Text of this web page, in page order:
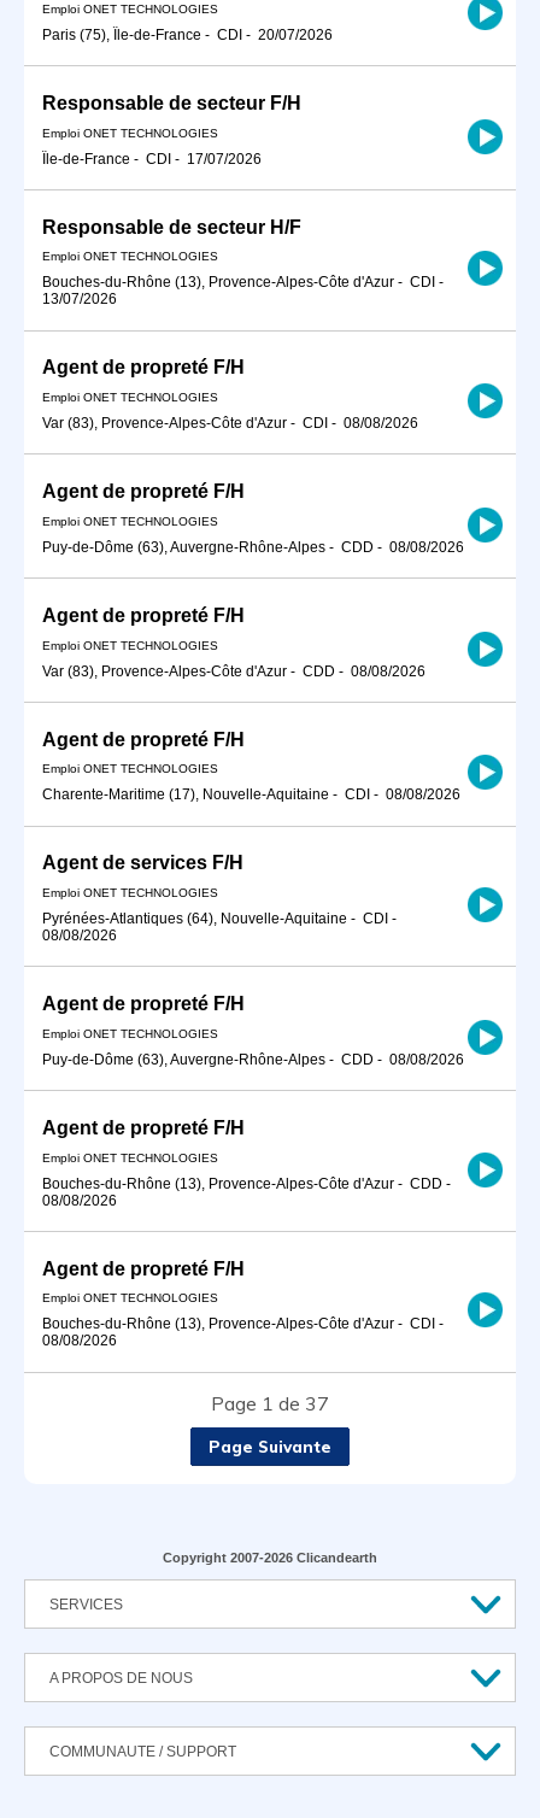
Emploi ONET TECHNOLOGIES
Paris (75), Île-de-France - CDI - 20/07/2026
Responsable de secteur F/H
Emploi ONET TECHNOLOGIES
Île-de-France - CDI - 17/07/2026
Responsable de secteur H/F
Emploi ONET TECHNOLOGIES
Bouches-du-Rhône (13), Provence-Alpes-Côte d'Azur - CDI -
13/07/2026
Agent de propreté F/H
Emploi ONET TECHNOLOGIES
Var (83), Provence-Alpes-Côte d'Azur - CDI - 08/08/2026
Agent de propreté F/H
Emploi ONET TECHNOLOGIES
Puy-de-Dôme (63), Auvergne-Rhône-Alpes - CDD - 08/08/2026
Agent de propreté F/H
Emploi ONET TECHNOLOGIES
Var (83), Provence-Alpes-Côte d'Azur - CDD - 08/08/2026
Agent de propreté F/H
Emploi ONET TECHNOLOGIES
Charente-Maritime (17), Nouvelle-Aquitaine - CDI - 08/08/2026
Agent de services F/H
Emploi ONET TECHNOLOGIES
Pyrénées-Atlantiques (64), Nouvelle-Aquitaine - CDI -
08/08/2026
Agent de propreté F/H
Emploi ONET TECHNOLOGIES
Puy-de-Dôme (63), Auvergne-Rhône-Alpes - CDD - 08/08/2026
Agent de propreté F/H
Emploi ONET TECHNOLOGIES
Bouches-du-Rhône (13), Provence-Alpes-Côte d'Azur - CDD -
08/08/2026
Agent de propreté F/H
Emploi ONET TECHNOLOGIES
Bouches-du-Rhône (13), Provence-Alpes-Côte d'Azur - CDI -
08/08/2026
Page 1 de 37
Page Suivante
Copyright 2007-2026 Clicandearth
SERVICES
A PROPOS DE NOUS
COMMUNAUTE / SUPPORT